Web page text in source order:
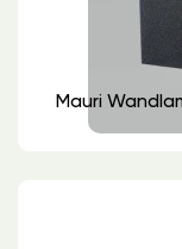
Mauri